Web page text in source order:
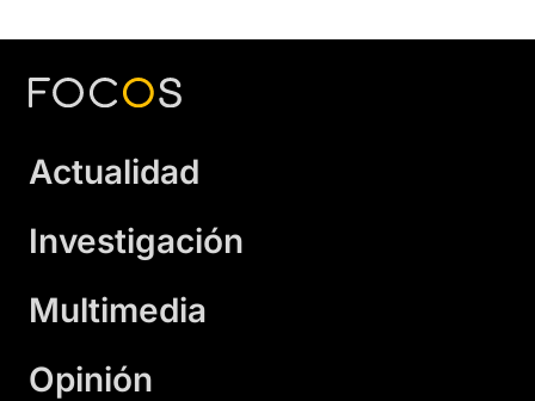
Actualidad
Investigación
Multimedia
Opinión